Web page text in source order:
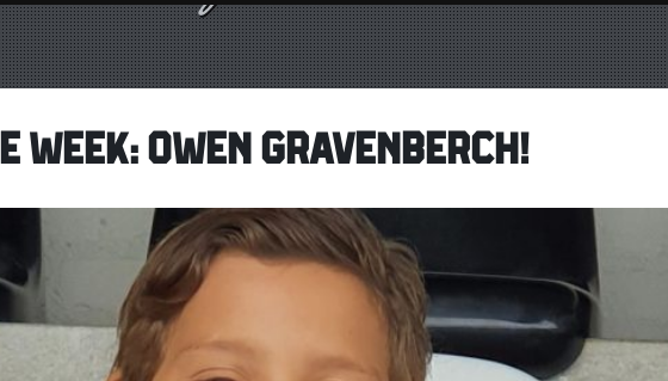
WEEK: OWEN GRAVENBERCH!